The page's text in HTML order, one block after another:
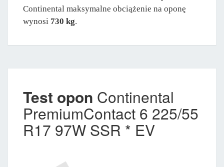
Continental maksymalne obciążenie na oponę
wynosi 730 kg.
Test opon Continental
PremiumContact 6 225/55
R17 97W SSR * EV